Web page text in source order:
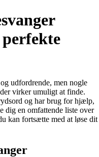
udfordrende, men nogle
virker umuligt at finde.
og har brug for hjælp,
dig en omfattende liste over
kan fortsætte med at løse dit